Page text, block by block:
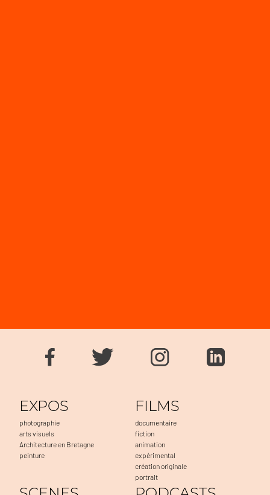
EXPOS
photographie
arts visuels
Architecture en Bretagne
peinture
FILMS
documentaire
fiction
animation
expérimental
création originale
portrait